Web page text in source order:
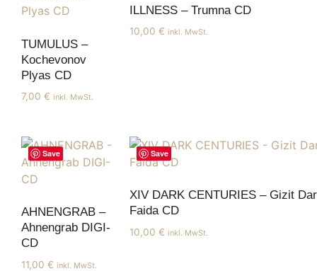
TUMULUS –
Kochevonov
Plyas CD
7,00 € inkl. MwSt.
ILLNESS – Trumna CD
10,00 € inkl. MwSt.
Save
AHNENGRAB –
Ahnengrab DIGI-
CD
11,00 € inkl. MwSt.
Save
XIV DARK CENTURIES – Gizit Dar
Faida CD
10,00 € inkl. MwSt.